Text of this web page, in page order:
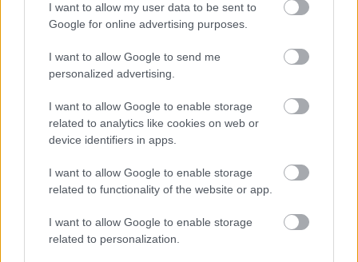
I want to allow my user data to be sent to
Google for online advertising purposes.
I want to allow Google to send me
personalized advertising.
I want to allow Google to enable storage
related to analytics like cookies on web or
device identifiers in apps.
I want to allow Google to enable storage
related to functionality of the website or app.
I want to allow Google to enable storage
related to personalization.